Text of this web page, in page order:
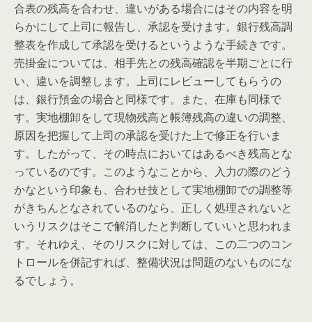
合表の残高を合わせ、違いがある場合にはその内容を明
らかにして上司に報告し、承認を受けます。銀行残高調
整表を作成して承認を受けるというような手続きです。
売掛金については、相手先との残高確認を半期ごとに行
い、違いを調整します。上司にレビューしてもらうの
は、銀行預金の場合と同様です。また、在庫も同様で
す。実地棚卸をして現物残高と帳簿残高の違いの調整、
原因を把握して上司の承認を受けた上で修正を行いま
す。したがって、その時点においてはあるべき残高とな
っているのです。このようなことから、入力の際のどう
かなという印象も、合わせ技として実地棚卸での調整等
がきちんとなされているのなら、正しく処理されないと
いうリスクはそこで解消したと判断していいと思われま
す。それゆえ、そのリスクに対しては、この二つのコン
トロールを併記すれば、整備状況は問題のないものにな
るでしょう。